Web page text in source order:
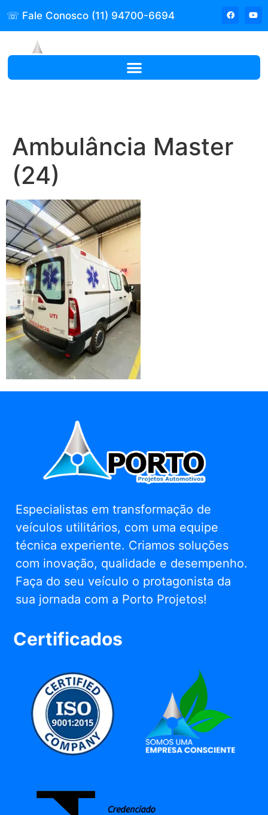
☏ Fale Conosco (11) 94700-6694
Ambulância Master
(24)
Especialistas em transformação de
veículos utilitários, com uma equipe
técnica experiente. Criamos soluções
com inovação, qualidade e desempenho.
Faça do seu veículo o protagonista da
sua jornada com a Porto Projetos!
Certificados